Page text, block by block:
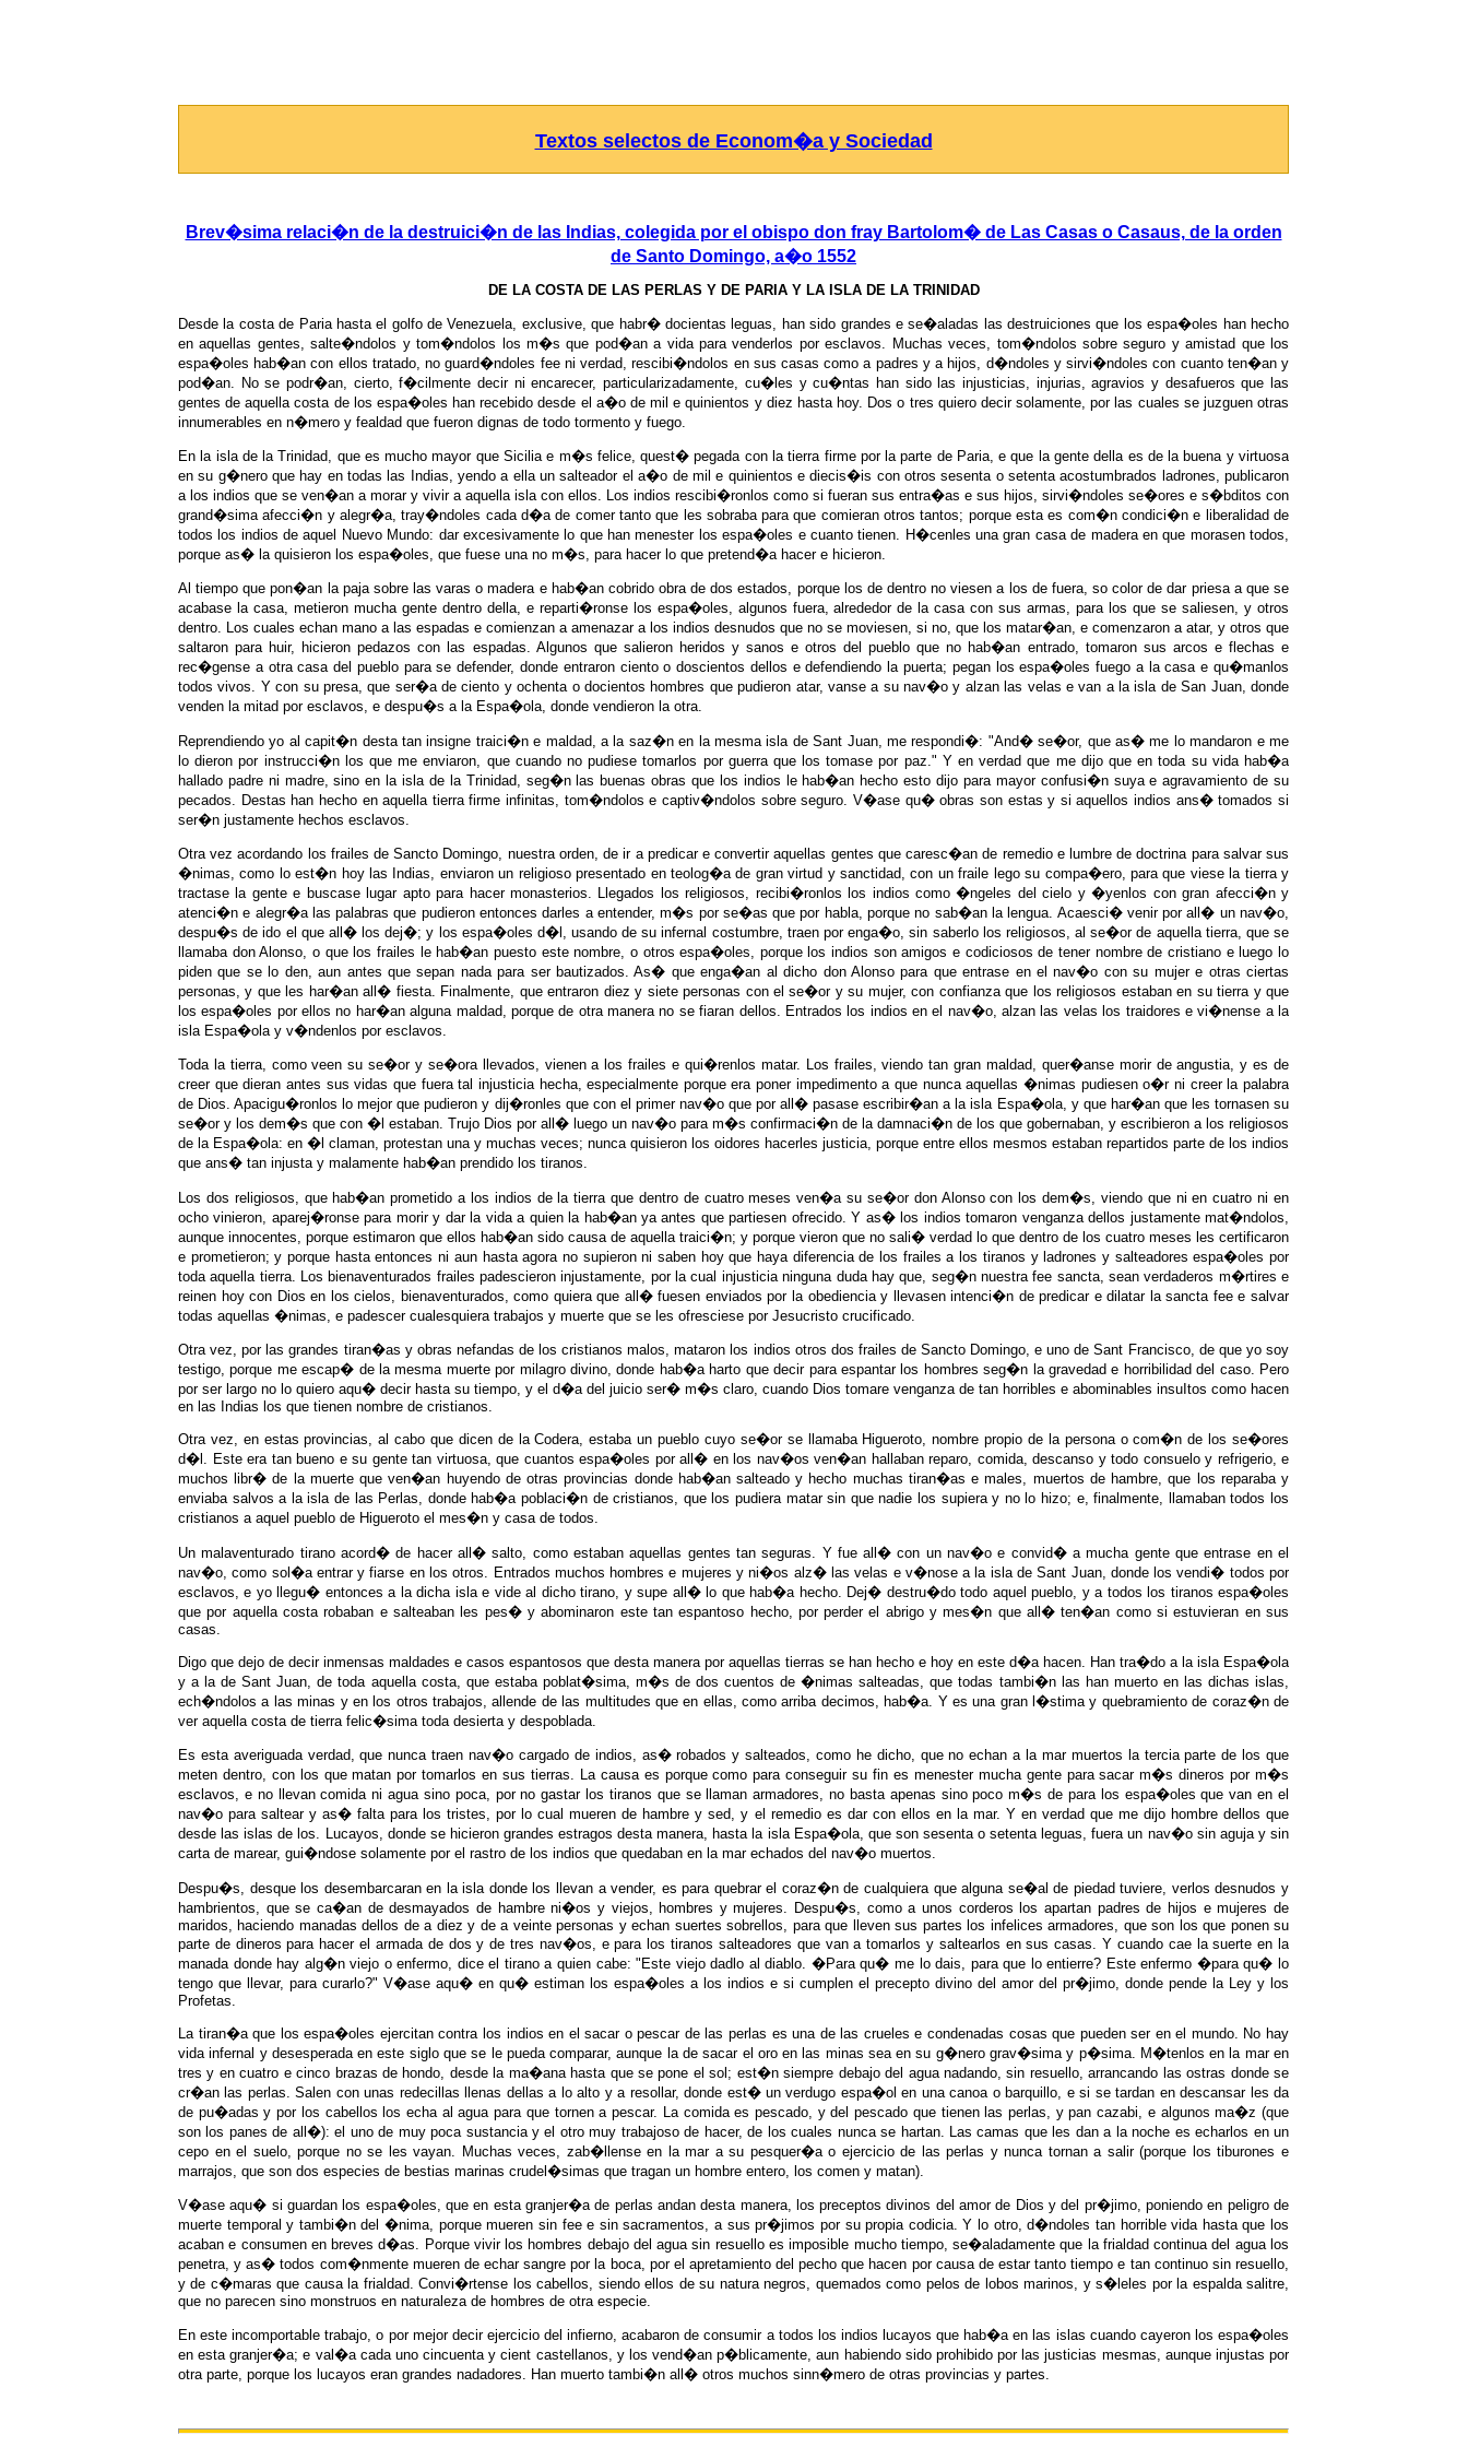
Textos selectos de Econom�a y Sociedad
Brev�sima relaci�n de la destruici�n de las Indias, colegida por el obispo don fray Bartolom� de Las Casas o Casaus, de la orden
de Santo Domingo, a�o 1552
DE LA COSTA DE LAS PERLAS Y DE PARIA Y LA ISLA DE LA TRINIDAD
Desde la costa de Paria hasta el golfo de Venezuela, exclusive, que habr� docientas leguas, han sido grandes e se�aladas las destruiciones que los espa�oles han hecho
en aquellas gentes, salte�ndolos y tom�ndolos los m�s que pod�an a vida para venderlos por esclavos. Muchas veces, tom�ndolos sobre seguro y amistad que los
espa�oles hab�an con ellos tratado, no guard�ndoles fee ni verdad, rescibi�ndolos en sus casas como a padres y a hijos, d�ndoles y sirvi�ndoles con cuanto ten�an y
pod�an. No se podr�an, cierto, f�cilmente decir ni encarecer, particularizadamente, cu�les y cu�ntas han sido las injusticias, injurias, agravios y desafueros que las
gentes de aquella costa de los espa�oles han recebido desde el a�o de mil e quinientos y diez hasta hoy. Dos o tres quiero decir solamente, por las cuales se juzguen otras
innumerables en n�mero y fealdad que fueron dignas de todo tormento y fuego.
En la isla de la Trinidad, que es mucho mayor que Sicilia e m�s felice, quest� pegada con la tierra firme por la parte de Paria, e que la gente della es de la buena y virtuosa
en su g�nero que hay en todas las Indias, yendo a ella un salteador el a�o de mil e quinientos e diecis�is con otros sesenta o setenta acostumbrados ladrones, publicaron
a los indios que se ven�an a morar y vivir a aquella isla con ellos. Los indios rescibi�ronlos como si fueran sus entra�as e sus hijos, sirvi�ndoles se�ores e s�bditos con
grand�sima afecci�n y alegr�a, tray�ndoles cada d�a de comer tanto que les sobraba para que comieran otros tantos; porque esta es com�n condici�n e liberalidad de
todos los indios de aquel Nuevo Mundo: dar excesivamente lo que han menester los espa�oles e cuanto tienen. H�cenles una gran casa de madera en que morasen todos,
porque as� la quisieron los espa�oles, que fuese una no m�s, para hacer lo que pretend�a hacer e hicieron.
Al tiempo que pon�an la paja sobre las varas o madera e hab�an cobrido obra de dos estados, porque los de dentro no viesen a los de fuera, so color de dar priesa a que se
acabase la casa, metieron mucha gente dentro della, e reparti�ronse los espa�oles, algunos fuera, alrededor de la casa con sus armas, para los que se saliesen, y otros
dentro. Los cuales echan mano a las espadas e comienzan a amenazar a los indios desnudos que no se moviesen, si no, que los matar�an, e comenzaron a atar, y otros que
saltaron para huir, hicieron pedazos con las espadas. Algunos que salieron heridos y sanos e otros del pueblo que no hab�an entrado, tomaron sus arcos e flechas e
rec�gense a otra casa del pueblo para se defender, donde entraron ciento o doscientos dellos e defendiendo la puerta; pegan los espa�oles fuego a la casa e qu�manlos
todos vivos. Y con su presa, que ser�a de ciento y ochenta o docientos hombres que pudieron atar, vanse a su nav�o y alzan las velas e van a la isla de San Juan, donde
venden la mitad por esclavos, e despu�s a la Espa�ola, donde vendieron la otra.
Reprendiendo yo al capit�n desta tan insigne traici�n e maldad, a la saz�n en la mesma isla de Sant Juan, me respondi�: "And� se�or, que as� me lo mandaron e me
lo dieron por instrucci�n los que me enviaron, que cuando no pudiese tomarlos por guerra que los tomase por paz." Y en verdad que me dijo que en toda su vida hab�a
hallado padre ni madre, sino en la isla de la Trinidad, seg�n las buenas obras que los indios le hab�an hecho esto dijo para mayor confusi�n suya e agravamiento de su
pecados. Destas han hecho en aquella tierra firme infinitas, tom�ndolos e captiv�ndolos sobre seguro. V�ase qu� obras son estas y si aquellos indios ans� tomados si
ser�n justamente hechos esclavos.
Otra vez acordando los frailes de Sancto Domingo, nuestra orden, de ir a predicar e convertir aquellas gentes que caresc�an de remedio e lumbre de doctrina para salvar sus
�nimas, como lo est�n hoy las Indias, enviaron un religioso presentado en teolog�a de gran virtud y sanctidad, con un fraile lego su compa�ero, para que viese la tierra y
tractase la gente e buscase lugar apto para hacer monasterios. Llegados los religiosos, recibi�ronlos los indios como �ngeles del cielo y �yenlos con gran afecci�n y
atenci�n e alegr�a las palabras que pudieron entonces darles a entender, m�s por se�as que por habla, porque no sab�an la lengua. Acaesci� venir por all� un nav�o,
despu�s de ido el que all� los dej�; y los espa�oles d�l, usando de su infernal costumbre, traen por enga�o, sin saberlo los religiosos, al se�or de aquella tierra, que se
llamaba don Alonso, o que los frailes le hab�an puesto este nombre, o otros espa�oles, porque los indios son amigos e codiciosos de tener nombre de cristiano e luego lo
piden que se lo den, aun antes que sepan nada para ser bautizados. As� que enga�an al dicho don Alonso para que entrase en el nav�o con su mujer e otras ciertas
personas, y que les har�an all� fiesta. Finalmente, que entraron diez y siete personas con el se�or y su mujer, con confianza que los religiosos estaban en su tierra y que
los espa�oles por ellos no har�an alguna maldad, porque de otra manera no se fiaran dellos. Entrados los indios en el nav�o, alzan las velas los traidores e vi�nense a la
isla Espa�ola y v�ndenlos por esclavos.
Toda la tierra, como veen su se�or y se�ora llevados, vienen a los frailes e qui�renlos matar. Los frailes, viendo tan gran maldad, quer�anse morir de angustia, y es de
creer que dieran antes sus vidas que fuera tal injusticia hecha, especialmente porque era poner impedimento a que nunca aquellas �nimas pudiesen o�r ni creer la palabra
de Dios. Apacigu�ronlos lo mejor que pudieron y dij�ronles que con el primer nav�o que por all� pasase escribir�an a la isla Espa�ola, y que har�an que les tornasen su
se�or y los dem�s que con �l estaban. Trujo Dios por all� luego un nav�o para m�s confirmaci�n de la damnaci�n de los que gobernaban, y escribieron a los religiosos
de la Espa�ola: en �l claman, protestan una y muchas veces; nunca quisieron los oidores hacerles justicia, porque entre ellos mesmos estaban repartidos parte de los indios
que ans� tan injusta y malamente hab�an prendido los tiranos.
Los dos religiosos, que hab�an prometido a los indios de la tierra que dentro de cuatro meses ven�a su se�or don Alonso con los dem�s, viendo que ni en cuatro ni en
ocho vinieron, aparej�ronse para morir y dar la vida a quien la hab�an ya antes que partiesen ofrecido. Y as� los indios tomaron venganza dellos justamente mat�ndolos,
aunque innocentes, porque estimaron que ellos hab�an sido causa de aquella traici�n; y porque vieron que no sali� verdad lo que dentro de los cuatro meses les certificaron
e prometieron; y porque hasta entonces ni aun hasta agora no supieron ni saben hoy que haya diferencia de los frailes a los tiranos y ladrones y salteadores espa�oles por
toda aquella tierra. Los bienaventurados frailes padescieron injustamente, por la cual injusticia ninguna duda hay que, seg�n nuestra fee sancta, sean verdaderos m�rtires e
reinen hoy con Dios en los cielos, bienaventurados, como quiera que all� fuesen enviados por la obediencia y llevasen intenci�n de predicar e dilatar la sancta fee e salvar
todas aquellas �nimas, e padescer cualesquiera trabajos y muerte que se les ofresciese por Jesucristo crucificado.
Otra vez, por las grandes tiran�as y obras nefandas de los cristianos malos, mataron los indios otros dos frailes de Sancto Domingo, e uno de Sant Francisco, de que yo soy
testigo, porque me escap� de la mesma muerte por milagro divino, donde hab�a harto que decir para espantar los hombres seg�n la gravedad e horribilidad del caso. Pero
por ser largo no lo quiero aqu� decir hasta su tiempo, y el d�a del juicio ser� m�s claro, cuando Dios tomare venganza de tan horribles e abominables insuItos como hacen
en las Indias los que tienen nombre de cristianos.
Otra vez, en estas provincias, al cabo que dicen de la Codera, estaba un pueblo cuyo se�or se llamaba Higueroto, nombre propio de la persona o com�n de los se�ores
d�l. Este era tan bueno e su gente tan virtuosa, que cuantos espa�oles por all� en los nav�os ven�an hallaban reparo, comida, descanso y todo consuelo y refrigerio, e
muchos libr� de la muerte que ven�an huyendo de otras provincias donde hab�an salteado y hecho muchas tiran�as e males, muertos de hambre, que los reparaba y
enviaba salvos a la isla de las Perlas, donde hab�a poblaci�n de cristianos, que los pudiera matar sin que nadie los supiera y no lo hizo; e, finalmente, llamaban todos los
cristianos a aquel pueblo de Higueroto el mes�n y casa de todos.
Un malaventurado tirano acord� de hacer all� salto, como estaban aquellas gentes tan seguras. Y fue all� con un nav�o e convid� a mucha gente que entrase en el
nav�o, como sol�a entrar y fiarse en los otros. Entrados muchos hombres e mujeres y ni�os alz� las velas e v�nose a la isla de Sant Juan, donde los vendi� todos por
esclavos, e yo llegu� entonces a la dicha isla e vide al dicho tirano, y supe all� lo que hab�a hecho. Dej� destru�do todo aquel pueblo, y a todos los tiranos espa�oles
que por aquella costa robaban e salteaban les pes� y abominaron este tan espantoso hecho, por perder el abrigo y mes�n que all� ten�an como si estuvieran en sus
casas.
Digo que dejo de decir inmensas maldades e casos espantosos que desta manera por aquellas tierras se han hecho e hoy en este d�a hacen. Han tra�do a la isla Espa�ola
y a la de Sant Juan, de toda aquella costa, que estaba poblat�sima, m�s de dos cuentos de �nimas salteadas, que todas tambi�n las han muerto en las dichas islas,
ech�ndolos a las minas y en los otros trabajos, allende de las multitudes que en ellas, como arriba decimos, hab�a. Y es una gran l�stima y quebramiento de coraz�n de
ver aquella costa de tierra felic�sima toda desierta y despoblada.
Es esta averiguada verdad, que nunca traen nav�o cargado de indios, as� robados y salteados, como he dicho, que no echan a la mar muertos la tercia parte de los que
meten dentro, con los que matan por tomarlos en sus tierras. La causa es porque como para conseguir su fin es menester mucha gente para sacar m�s dineros por m�s
esclavos, e no llevan comida ni agua sino poca, por no gastar los tiranos que se llaman armadores, no basta apenas sino poco m�s de para los espa�oles que van en el
nav�o para saltear y as� falta para los tristes, por lo cual mueren de hambre y sed, y el remedio es dar con ellos en la mar. Y en verdad que me dijo hombre dellos que
desde las islas de los. Lucayos, donde se hicieron grandes estragos desta manera, hasta la isla Espa�ola, que son sesenta o setenta leguas, fuera un nav�o sin aguja y sin
carta de marear, gui�ndose solamente por el rastro de los indios que quedaban en la mar echados del nav�o muertos.
Despu�s, desque los desembarcaran en la isla donde los llevan a vender, es para quebrar el coraz�n de cualquiera que alguna se�al de piedad tuviere, verlos desnudos y
hambrientos, que se ca�an de desmayados de hambre ni�os y viejos, hombres y mujeres. Despu�s, como a unos corderos los apartan padres de hijos e mujeres de
maridos, haciendo manadas dellos de a diez y de a veinte personas y echan suertes sobrellos, para que lleven sus partes los infelices armadores, que son los que ponen su
parte de dineros para hacer el armada de dos y de tres nav�os, e para los tiranos salteadores que van a tomarlos y saltearlos en sus casas. Y cuando cae la suerte en la
manada donde hay alg�n viejo o enfermo, dice el tirano a quien cabe: "Este viejo dadlo al diablo. �Para qu� me lo dais, para que lo entierre? Este enfermo �para qu� lo
tengo que llevar, para curarlo?" V�ase aqu� en qu� estiman los espa�oles a los indios e si cumplen el precepto divino del amor del pr�jimo, donde pende la Ley y los
Profetas.
La tiran�a que los espa�oles ejercitan contra los indios en el sacar o pescar de las perlas es una de las crueles e condenadas cosas que pueden ser en el mundo. No hay
vida infernal y desesperada en este siglo que se le pueda comparar, aunque la de sacar el oro en las minas sea en su g�nero grav�sima y p�sima. M�tenlos en la mar en
tres y en cuatro e cinco brazas de hondo, desde la ma�ana hasta que se pone el sol; est�n siempre debajo del agua nadando, sin resuello, arrancando las ostras donde se
cr�an las perlas. Salen con unas redecillas llenas dellas a lo alto y a resollar, donde est� un verdugo espa�ol en una canoa o barquillo, e si se tardan en descansar les da
de pu�adas y por los cabellos los echa al agua para que tornen a pescar. La comida es pescado, y del pescado que tienen las perlas, y pan cazabi, e algunos ma�z (que
son los panes de all�): el uno de muy poca sustancia y el otro muy trabajoso de hacer, de los cuales nunca se hartan. Las camas que les dan a la noche es echarlos en un
cepo en el suelo, porque no se les vayan. Muchas veces, zab�llense en la mar a su pesquer�a o ejercicio de las perlas y nunca tornan a salir (porque los tiburones e
marrajos, que son dos especies de bestias marinas crudel�simas que tragan un hombre entero, los comen y matan).
V�ase aqu� si guardan los espa�oles, que en esta granjer�a de perlas andan desta manera, los preceptos divinos del amor de Dios y del pr�jimo, poniendo en peligro de
muerte temporal y tambi�n del �nima, porque mueren sin fee e sin sacramentos, a sus pr�jimos por su propia codicia. Y lo otro, d�ndoles tan horrible vida hasta que los
acaban e consumen en breves d�as. Porque vivir los hombres debajo del agua sin resuello es imposible mucho tiempo, se�aladamente que la frialdad continua del agua los
penetra, y as� todos com�nmente mueren de echar sangre por la boca, por el apretamiento del pecho que hacen por causa de estar tanto tiempo e tan continuo sin resuello,
y de c�maras que causa la frialdad. Convi�rtense los cabellos, siendo ellos de su natura negros, quemados como pelos de lobos marinos, y s�leles por la espalda salitre,
que no parecen sino monstruos en naturaleza de hombres de otra especie.
En este incomportable trabajo, o por mejor decir ejercicio del infierno, acabaron de consumir a todos los indios lucayos que hab�a en las islas cuando cayeron los espa�oles
en esta granjer�a; e val�a cada uno cincuenta y cient castellanos, y los vend�an p�blicamente, aun habiendo sido prohibido por las justicias mesmas, aunque injustas por
otra parte, porque los lucayos eran grandes nadadores. Han muerto tambi�n all� otros muchos sinn�mero de otras provincias y partes.